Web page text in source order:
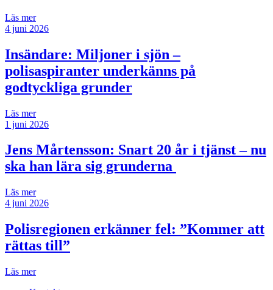
Läs mer
4 juni 2026
Insändare: Miljoner i sjön –
polisaspiranter underkänns på
godtyckliga grunder
Läs mer
1 juni 2026
Jens Mårtensson: Snart 20 år i tjänst – nu
ska han lära sig grunderna
Läs mer
4 juni 2026
Polisregionen erkänner fel: ”Kommer att
rättas till”
Läs mer